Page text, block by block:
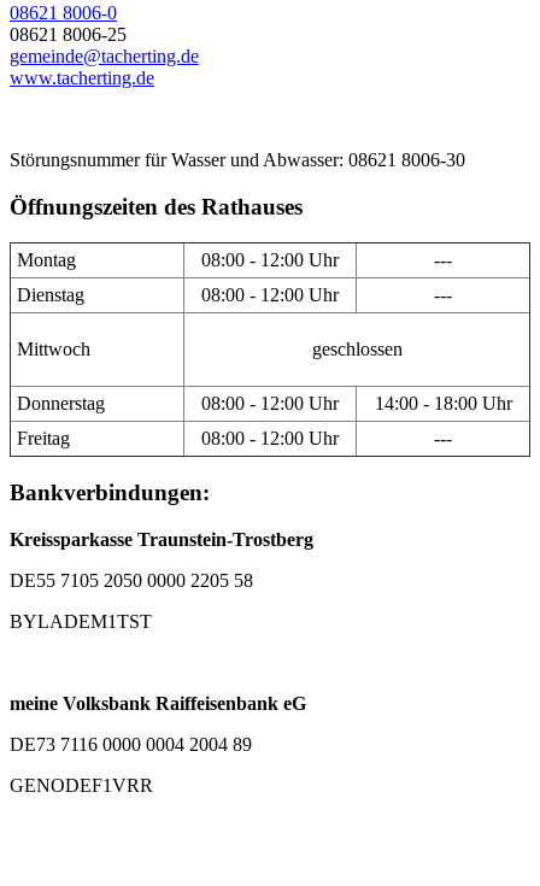
08621 8006-0
08621 8006-25
gemeinde@tacherting.de
www.tacherting.de
Störungsnummer für Wasser und Abwasser: 08621 8006-30
Öffnungszeiten des Rathauses
Montag 08:00 - 12:00 Uhr
---
Dienstag
08:00 - 12:00 Uhr ---
Mittwoch geschlossen
Donnerstag 08:00 - 12:00 Uhr
14:00 - 18:00 Uhr
Freitag
08:00 - 12:00 Uhr ---
Bankverbindungen:
Kreissparkasse Traunstein-Trostberg
DE55 7105 2050 0000 2205 58
BYLADEM1TST
meine Volksbank Raiffeisenbank eG
DE73 7116 0000 0004 2004 89
GENODEF1VRR